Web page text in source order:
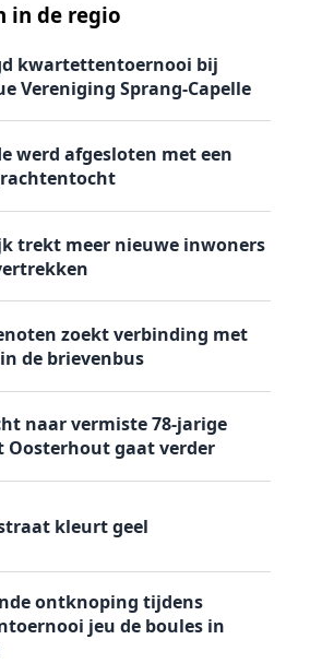
in de regio
kwartettentoernooi bij
Vereniging Sprang-Capelle
werd afgesloten met een
trekt meer nieuwe inwoners
zoekt verbinding met
de brievenbus
naar vermiste 78-jarige
Oosterhout gaat verder
kleurt geel
ontknoping tijdens
jeu de boules in